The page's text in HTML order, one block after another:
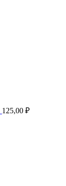
125,00 ₽